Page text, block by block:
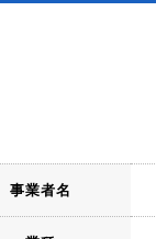
事業者名